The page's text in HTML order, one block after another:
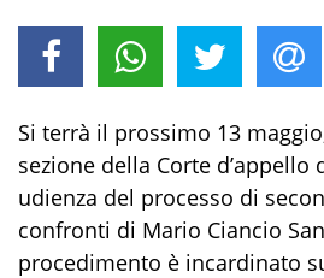
Si terrà il prossimo 13
sezione della Corte d’appello
udienza del processo di
confronti di Mario Ciancio
procedimento è incardinato